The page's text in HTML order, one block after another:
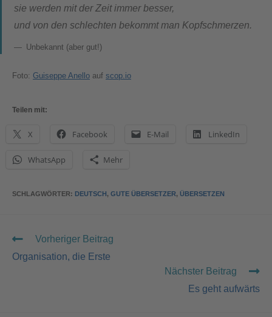
sie werden mit der Zeit immer besser,
und von den schlechten bekommt man Kopfschmerzen.
Unbekannt (aber gut!)
Foto: Guiseppe Anello auf scop.io
Teilen mit:
X Facebook E-Mail LinkedIn
WhatsApp Mehr
SCHLAGWÖRTER: DEUTSCH, GUTE ÜBERSETZER, ÜBERSETZEN
Vorheriger Beitrag
Organisation, die Erste
Nächster Beitrag
Es geht aufwärts